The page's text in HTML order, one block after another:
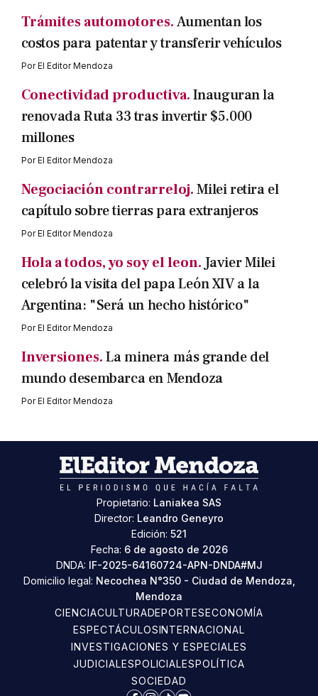
Trámites automotores.Aumentan los
costos para patentar y transferir vehículos
PorEl Editor Mendoza
Conectividad productiva.Inauguran la
renovada Ruta 33 tras invertir $5.000
millones
PorEl Editor Mendoza
Negociación contrarreloj.Milei retira el
capítulo sobre tierras para extranjeros
PorEl Editor Mendoza
Hola a todos, yo soy el leon. Javier Milei
celebró la visita del papa León XIV a la
Argentina: "Será un hecho histórico"
PorEl Editor Mendoza
Inversiones.La minera más grande del
mundo desembarca en Mendoza
PorEl Editor Mendoza
Propietario: Laniakea SAS
Director: Leandro Geneyro
Edición: 521
Fecha: 6 de agosto de 2026
DNDA: IF-2025-64160724-APN-DNDA#MJ
Domicilio legal: Necochea N°350 - Ciudad de Mendoza,
Mendoza
CIENCIACULTURADEPORTESECONOMÍA
ESPECTÁCULOSINTERNACIONAL
INVESTIGACIONES Y ESPECIALES
JUDICIALESPOLICIALESPOLÍTICA
SOCIEDAD